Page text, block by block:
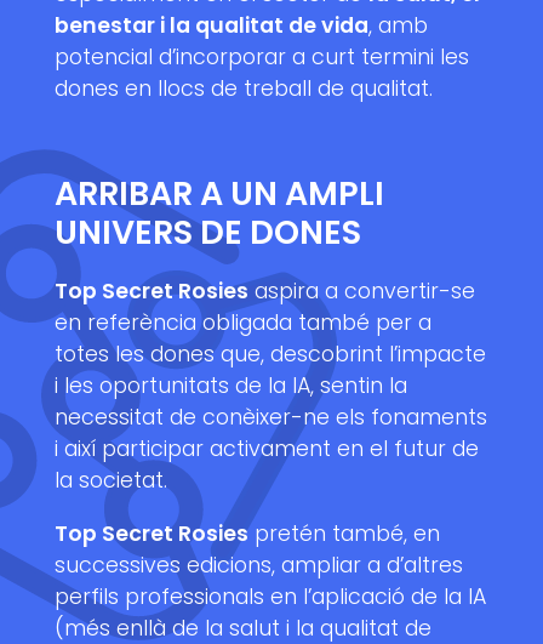
benestar i la qualitat de vida, amb
potencial d’incorporar a curt termini les
dones en llocs de treball de qualitat.
ARRIBAR A UN AMPLI
UNIVERS DE DONES
Top Secret Rosiesaspira a convertir-se
en referència obligada també per a
totes les dones que, descobrint l’impacte
i les oportunitats de la IA, sentin la
necessitat de conèixer-ne els fonaments
i així participar activament en el futur de
la societat.
Top Secret Rosiespretén també, en
successives edicions, ampliar a d’altres
perfils professionals en l’aplicació de la IA
(més enllà de la salut i la qualitat de